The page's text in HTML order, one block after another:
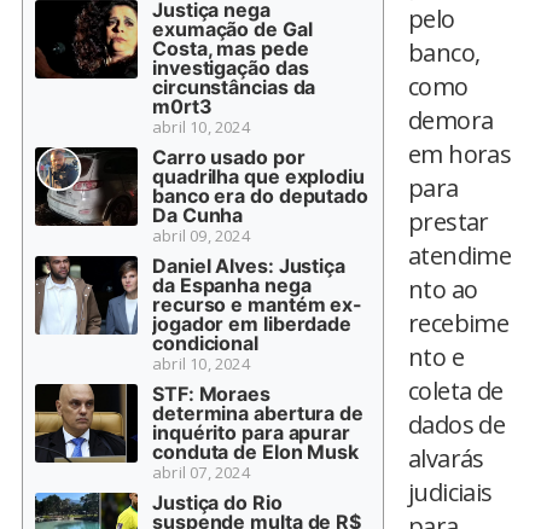
Justiça nega
exumação de Gal
Costa, mas pede
investigação das
circunstâncias da
m0rt3
abril 10, 2024
Carro usado por
quadrilha que explodiu
banco era do deputado
Da Cunha
abril 09, 2024
Daniel Alves: Justiça
da Espanha nega
recurso e mantém ex-
jogador em liberdade
condicional
abril 10, 2024
STF: Moraes
determina abertura de
inquérito para apurar
conduta de Elon Musk
abril 07, 2024
Justiça do Rio
suspende multa de R$
pelo
banco,
como
demora
em horas
para
prestar
atendime
nto ao
recebime
nto e
coleta de
dados de
alvarás
judiciais